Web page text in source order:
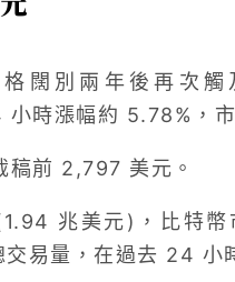
格闊別兩年後再次
時漲幅約 5.78%，
前 2,797 美元。
兆美元)，比特幣
易量，在過去 24 小